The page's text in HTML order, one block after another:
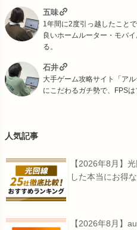
五味
1年間に2度引っ越したこと
良いホームルーター・モバ
る。
石井
大手ゲーム攻略サイト「ア
にこだわるガチ勢で、FPSは
人気記事
【2026年8月】
した本当にお得
【2026年8月】